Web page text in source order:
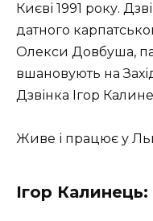
Києві 1991 року.
датного
Олекси Довбуша,
вшановують на
Дзвінка Ігор
Живе і працює у
Ігор